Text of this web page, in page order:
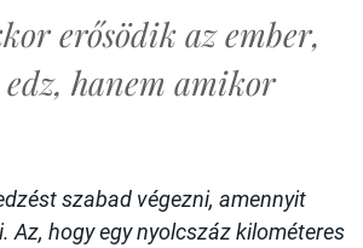
erősödik az ember,
hanem amikor
szabad végezni, amennyit
Az, hogy egy nyolcszáz kilométeres